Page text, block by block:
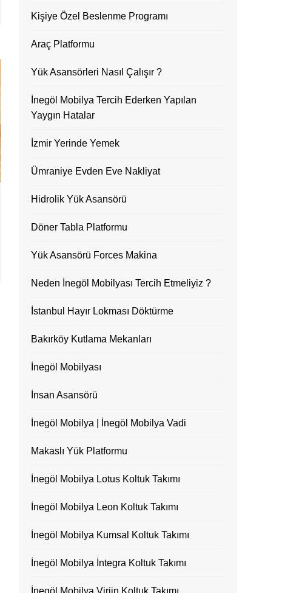
Kişiye Özel Beslenme Programı
Araç Platformu
Yük Asansörleri Nasıl Çalışır ?
İnegöl Mobilya Tercih Ederken Yapılan
Yaygın Hatalar
İzmir Yerinde Yemek
Ümraniye Evden Eve Nakliyat
Hidrolik Yük Asansörü
Döner Tabla Platformu
Yük Asansörü Forces Makina
Neden İnegöl Mobilyası Tercih Etmeliyiz ?
İstanbul Hayır Lokması Döktürme
Bakırköy Kutlama Mekanları
İnegöl Mobilyası
İnsan Asansörü
İnegöl Mobilya | İnegöl Mobilya Vadi
Makaslı Yük Platformu
İnegöl Mobilya Lotus Koltuk Takımı
İnegöl Mobilya Leon Koltuk Takımı
İnegöl Mobilya Kumsal Koltuk Takımı
İnegöl Mobilya İntegra Koltuk Takımı